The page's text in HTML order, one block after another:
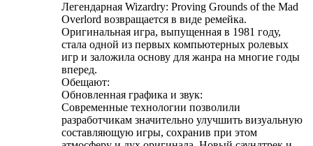
Легендарная Wizardry: Proving Grounds of the Mad
Overlord возвращается в виде ремейка.
Оригинальная игра, выпущенная в 1981 году,
стала одной из первых компьютерных ролевых
игр и заложила основу для жанра на многие годы
вперед.
Обещают:
Обновленная графика и звук:
Современные технологии позволили
разработчикам значительно улучшить визуальную
составляющую игры, сохранив при этом